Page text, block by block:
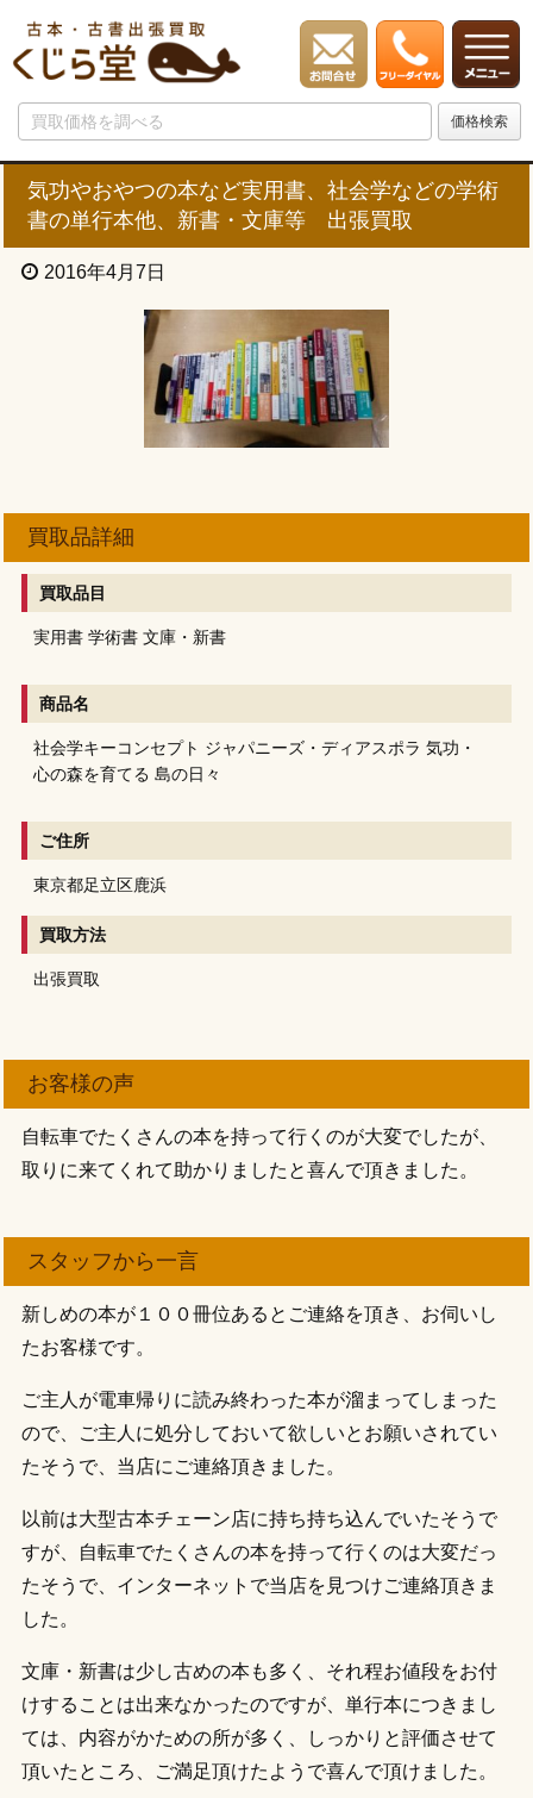
気功やおやつの本など実用書、社会学などの学術
書の単行本他、新書・文庫等 出張買取
2016年4月7日
買取品詳細
買取品目
実用書学術書文庫・新書
商品名
社会学キーコンセプト ジャパニーズ・ディアスポラ 気功・
心の森を育てる 島の日々
ご住所
東京都足立区鹿浜
買取方法
出張買取
お客様の声
自転車でたくさんの本を持って行くのが大変でしたが、
取りに来てくれて助かりましたと喜んで頂きました。
スタッフから一言
新しめの本が１００冊位あるとご連絡を頂き、お伺いし
たお客様です。
ご主人が電車帰りに読み終わった本が溜まってしまった
ので、ご主人に処分しておいて欲しいとお願いされてい
たそうで、当店にご連絡頂きました。
以前は大型古本チェーン店に持ち持ち込んでいたそうで
すが、自転車でたくさんの本を持って行くのは大変だっ
たそうで、インターネットで当店を見つけご連絡頂きま
した。
文庫・新書は少し古めの本も多く、それ程お値段をお付
けすることは出来なかったのですが、単行本につきまし
ては、内容がかための所が多く、しっかりと評価させて
頂いたところ、ご満足頂けたようで喜んで頂けました。